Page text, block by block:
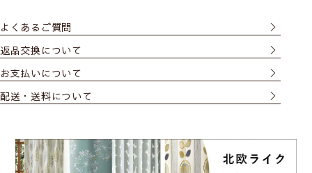
よくあるご質問
返品交換について
お支払いについて
配送・送料について